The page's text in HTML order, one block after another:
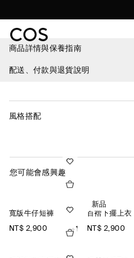
商品詳情與保養指南
配送、付款與退貨說明
風格搭配
您可能會感興趣
寬版牛仔短褲
NT$ 2,900 +1
新品
百褶下擺上衣
NT$ 2,900